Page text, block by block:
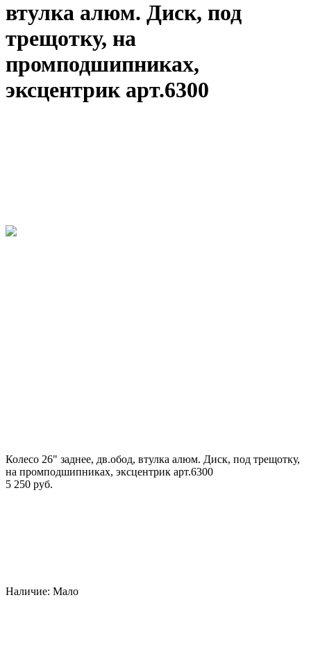
втулка алюм. Диск, под
трещотку, на
промподшипниках,
эксцентрик арт.6300
Колесо 26" заднее, дв.обод, втулка алюм. Диск, под трещотку,
на промподшипниках, эксцентрик арт.6300
5 250 руб.
Наличие: Мало